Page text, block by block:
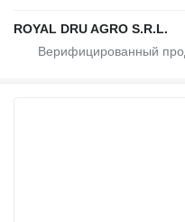
ROYAL DRU AGRO S.R.L.